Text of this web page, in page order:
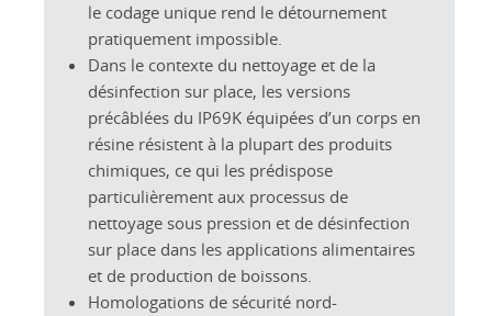
le codage unique rend le détournement
pratiquement impossible.
Dans le contexte du nettoyage et de la
désinfection sur place, les versions
précâblées du IP69K équipées d’un corps en
résine résistent à la plupart des produits
chimiques, ce qui les prédispose
particulièrement aux processus de
nettoyage sous pression et de désinfection
sur place dans les applications alimentaires
et de production de boissons.
Homologations de sécurité nord-